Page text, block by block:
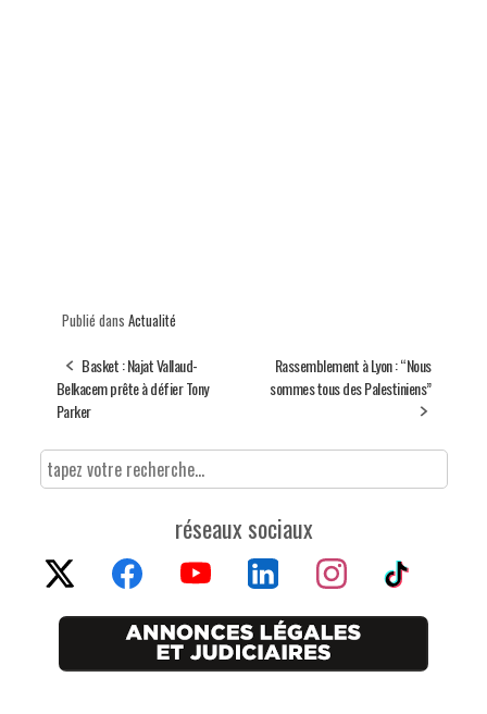
Publié dans Actualité
Basket : Najat Vallaud-
Belkacem prête à défier Tony
Parker
Rassemblement à Lyon : “Nous
sommes tous des Palestiniens”
réseaux sociaux